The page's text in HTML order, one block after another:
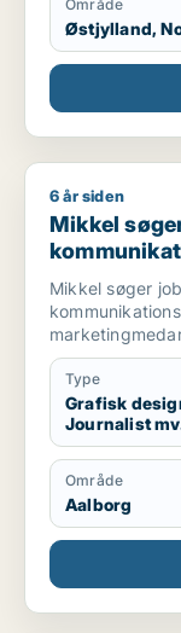
Område
Østjylland,
Mikkel søger
6 år siden
Mikkel
/
Mikkel søger
Type
Grafisk
Journalist
Område
Aalborg